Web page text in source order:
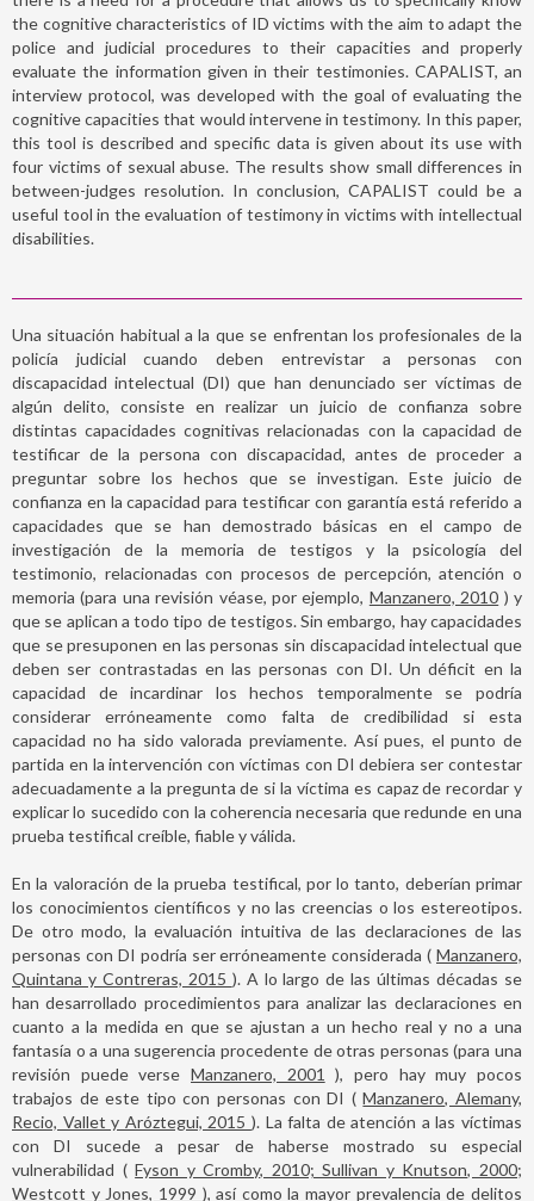
the cognitive characteristics of ID victims with the aim to adapt the
police and judicial procedures to their capacities and properly
evaluate the information given in their testimonies. CAPALIST, an
interview protocol, was developed with the goal of evaluating the
cognitive capacities that would intervene in testimony. In this paper,
this tool is described and specific data is given about its use with
four victims of sexual abuse. The results show small differences in
between-judges resolution. In conclusion, CAPALIST could be a
useful tool in the evaluation of testimony in victims with intellectual
disabilities.
Una situación habitual a la que se enfrentan los profesionales de la
policía judicial cuando deben entrevistar a personas con
discapacidad intelectual (DI) que han denunciado ser víctimas de
algún delito, consiste en realizar un juicio de confianza sobre
distintas capacidades cognitivas relacionadas con la capacidad de
testificar de la persona con discapacidad, antes de proceder a
preguntar sobre los hechos que se investigan. Este juicio de
confianza en la capacidad para testificar con garantía está referido a
capacidades que se han demostrado básicas en el campo de
investigación de la memoria de testigos y la psicología del
testimonio, relacionadas con procesos de percepción, atención o
memoria (para una revisión véase, por ejemplo, Manzanero, 2010 ) y
que se aplican a todo tipo de testigos. Sin embargo, hay capacidades
que se presuponen en las personas sin discapacidad intelectual que
deben ser contrastadas en las personas con DI. Un déficit en la
capacidad de incardinar los hechos temporalmente se podría
considerar erróneamente como falta de credibilidad si esta
capacidad no ha sido valorada previamente. Así pues, el punto de
partida en la intervención con víctimas con DI debiera ser contestar
adecuadamente a la pregunta de si la víctima es capaz de recordar y
explicar lo sucedido con la coherencia necesaria que redunde en una
prueba testifical creíble, fiable y válida.
En la valoración de la prueba testifical, por lo tanto, deberían primar
los conocimientos científicos y no las creencias o los estereotipos.
De otro modo, la evaluación intuitiva de las declaraciones de las
personas con DI podría ser erróneamente considerada ( Manzanero,
Quintana y Contreras, 2015 ). A lo largo de las últimas décadas se
han desarrollado procedimientos para analizar las declaraciones en
cuanto a la medida en que se ajustan a un hecho real y no a una
fantasía o a una sugerencia procedente de otras personas (para una
revisión puede verse Manzanero, 2001
), pero hay muy pocos
trabajos de este tipo con personas con DI (Manzanero, Alemany,
Recio, Vallet y Aróztegui, 2015 ). La falta de atención a las víctimas
con DI sucede a pesar de haberse mostrado su especial
vulnerabilidad (Fyson y Cromby, 2010; Sullivan y Knutson, 2000;
Westcott y Jones, 1999 ), así como la mayor prevalencia de delitos